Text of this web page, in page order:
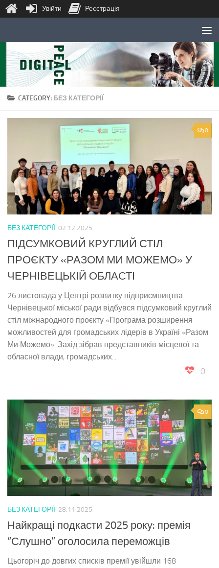
Skip to content
CATEGORY: БЕЗ КАТЕГОРІЇ
0
БЕЗ КАТЕГОРІЇ 02.12.2025
ПІДСУМКОВИЙ КРУГЛИЙ СТІЛ
ПРОЄКТУ «РАЗОМ МИ МОЖЕМО» У
ЧЕРНІВЕЦЬКІЙ ОБЛАСТІ
26 листопада у Центрі розвитку підприємництва
Чернівецької міської ради відбувся підсумковий круглий
стіл міжнародного проєкту «Програма розширення
можливостей для громадських лідерів в Україні «Разом
Ми Можемо». Захід зібрав представників місцевої та
обласної влади, громадських...
0
0
БЕЗ КАТЕГОРІЇ 28.11.2025
Найкращі подкасти 2025 року: премія
“Слушно” оголосила переможців
Цьогоріч до довгих списків премії увійшли 168
Увійти Реєстрація